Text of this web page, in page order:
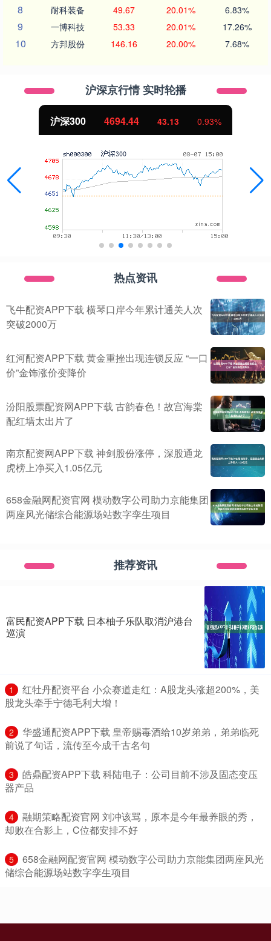
8 耐科装备 49.67 20.01% 6.83%
9 一博科技 53.33 20.01% 17.26%
10 方邦股份 146.16 20.00% 7.68%
沪深京行情 实时轮播
沪深300 4694.44 43.13 0.93%
热点资讯
飞牛配资APP下载 横琴口岸今年累计通关人次
突破2000万
红河配资APP下载 黄金重挫出现连锁反应 “一口
价”金饰涨价变降价
汾阳股票配资网APP下载 古韵春色！故宫海棠
配红墙太出片了
南京配资网APP下载 神剑股份涨停，深股通龙
虎榜上净买入1.05亿元
658金融网配资官网 模动数字公司助力京能集团
两座风光储综合能源场站数字孪生项目
推荐资讯
富民配资APP下载 日本柚子乐队取消沪港台
巡演
1
​红牡丹配资平台 小众赛道走红：A股龙头涨超200%，美
股龙头牵手宁德毛利大增！
2
​华盛通配资APP下载 皇帝赐毒酒给10岁弟弟，弟弟临死
前说了句话，流传至今成千古名句
3
​皓鼎配资APP下载 科陆电子：公司目前不涉及固态变压
器产品
4
​融期策略配资官网 刘冲该骂，原本是今年最养眼的秀，
却败在合影上，C位都安排不好
5
​658金融网配资官网 模动数字公司助力京能集团两座风光
储综合能源场站数字孪生项目